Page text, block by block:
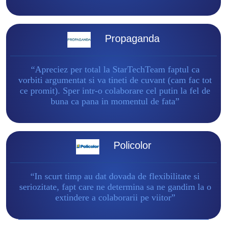
Propaganda
“Apreciez per total la StarTechTeam faptul ca
vorbiti argumentat si va tineti de cuvant (cam fac tot
ce promit). Sper intr-o colaborare cel putin la fel de
buna ca pana in momentul de fata”
Policolor
“In scurt timp au dat dovada de flexibilitate si
seriozitate, fapt care ne determina sa ne gandim la o
extindere a colaborarii pe viitor”